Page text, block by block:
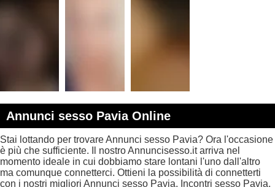
Annunci sesso Pavia Online
Stai lottando per trovare Annunci sesso Pavia? Ora l'occasione
è più che sufficiente. Il nostro Annuncisesso.it arriva nel
momento ideale in cui dobbiamo stare lontani l'uno dall'altro
ma comunque connetterci. Ottieni la possibilità di connetterti
con i nostri migliori Annunci sesso Pavia, Incontri sesso Pavia,